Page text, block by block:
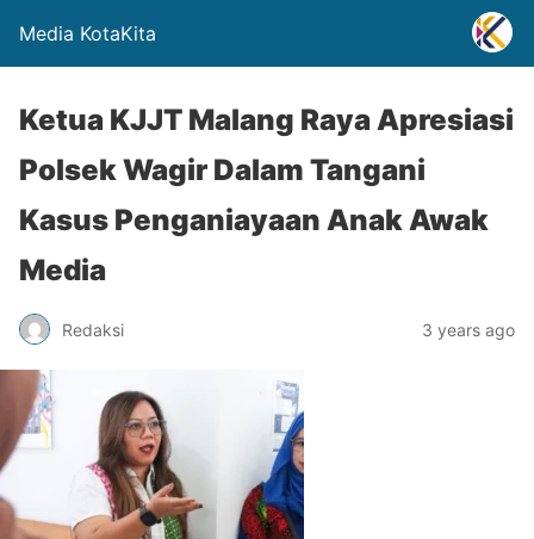
Media KotaKita
Ketua KJJT Malang Raya Apresiasi
Polsek Wagir Dalam Tangani
Kasus Penganiayaan Anak Awak
Media
Redaksi 3 years ago